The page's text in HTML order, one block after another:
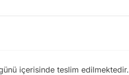
içerisinde teslim edilmektedir.